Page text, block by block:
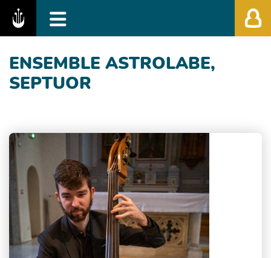
Fédération des Festivals de Musique
ENSEMBLE ASTROLABE,
SEPTUOR